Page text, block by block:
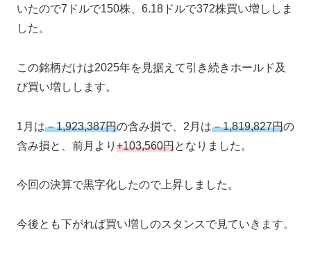
いたので7ドルで150株、6.18ドルで372株買い増ししま
した。
この銘柄だけは2025年を見据えて引き続きホールド及
び買い増しします。
1月は－1,923,387円の含み損で、2月は－1,819,827円の
含み損と、前月より +103,560円となりました。
今回の決算で黒字化したので上昇しました。
今後とも下がれば買い増しのスタンスで見ていきます。